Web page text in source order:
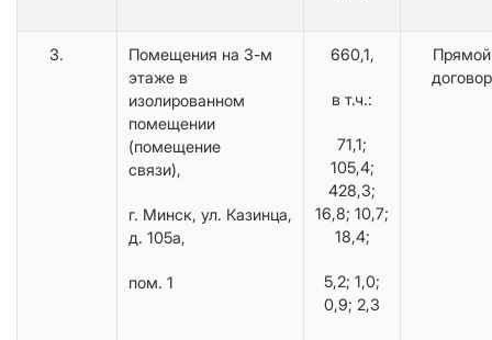
3.
Помещения на 3-м
этаже в
изолированном
помещении
(помещение
связи),
г. Минск, ул. Казинца,
д. 105а,
пом. 1
660,1,
в т.ч.:
71,1;
105,4;
428,3;
16,8; 10,7;
18,4;
5,2; 1,0;
0,9; 2,3
Прямой
договор